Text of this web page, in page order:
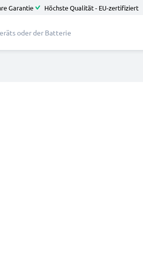
Garantie Höchste Qualität - EU-zertifiziert